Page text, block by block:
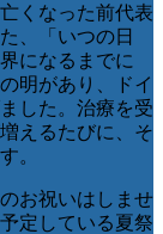
くなった前代表
、「いつの日
になるまでに
明があり、ドイ
した。治療を受
えるたびに、そ
。
お祝いはしませ
定している夏祭